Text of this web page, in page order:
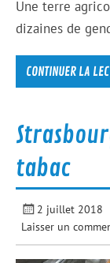
Une terre
dizaines de
CONTINUER LA
tabac
2 juillet 2018
Laisser un